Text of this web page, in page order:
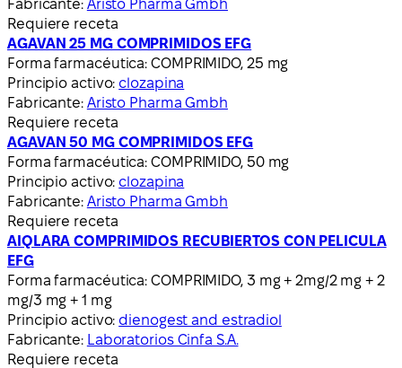
Fabricante: Aristo Pharma Gmbh
Requiere receta
AGAVAN 25 MG COMPRIMIDOS EFG
Forma farmacéutica: COMPRIMIDO, 25 mg
Principio activo: clozapina
Fabricante: Aristo Pharma Gmbh
Requiere receta
AGAVAN 50 MG COMPRIMIDOS EFG
Forma farmacéutica: COMPRIMIDO, 50 mg
Principio activo: clozapina
Fabricante: Aristo Pharma Gmbh
Requiere receta
AIQLARA COMPRIMIDOS RECUBIERTOS CON PELICULA
EFG
Forma farmacéutica: COMPRIMIDO, 3 mg + 2mg/2 mg + 2
mg/3 mg + 1 mg
Principio activo: dienogest and estradiol
Fabricante: Laboratorios Cinfa S.A.
Requiere receta